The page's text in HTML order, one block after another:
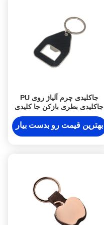
جاکلیدی چرم آلیاژ روی PU
جاکلیدی بطری بازکن جا کلیدی
فیبر کربنی
بهترین قیمت رو بدست بیار